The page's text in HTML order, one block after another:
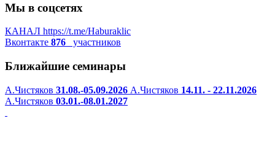
Мы в соцсетях
КАНАЛ https://t.me/Haburaklic
Вконтакте 876 участников
Ближайшие семинары
А.Чистяков 31.08.-05.09.2026 А.Чистяков 14.11. - 22.11.2026
А.Чистяков 03.01.-08.01.2027